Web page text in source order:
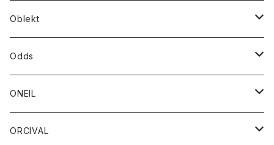
靴
ジャケット
シャツ
ボトム
ショートパンツ
パンツ
レディース
シャツ
Tシャツ
ブレスレット
靴
ストール/マフラー
トップス
シャツ
シャツジャケット
ボトム
ショートパンツ
ジーンズ
カットソー
スエット
ボトム
Oblekt
ボトム
ショートパンツ
パンツ
レディース
ボトム
Odds
帽子
ONEIL
スカート
ORCIVAL